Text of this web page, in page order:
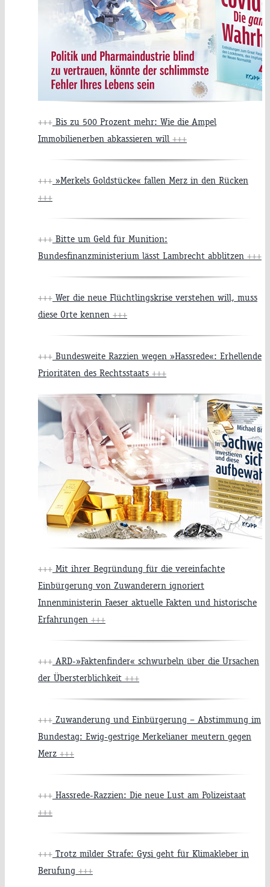
+++ Bis zu 500 Prozent mehr: Wie die Ampel
Immobilienerben abkassieren will +++
+++ »Merkels Goldstücke« fallen Merz in den Rücken
+++
+++ Bitte um Geld für Munition:
Bundesfinanzministerium lässt Lambrecht abblitzen +++
+++ Wer die neue Flüchtlingskrise verstehen will, muss
diese Orte kennen +++
+++ Bundesweite Razzien wegen »Hassrede«: Erhellende
Prioritäten des Rechtsstaats +++
+++ Mit ihrer Begründung für die vereinfachte
Einbürgerung von Zuwanderern ignoriert
Innenministerin Faeser aktuelle Fakten und historische
Erfahrungen +++
+++ ARD-»Faktenfinder« schwurbeln über die Ursachen
der Übersterblichkeit +++
+++ Zuwanderung und Einbürgerung – Abstimmung im
Bundestag: Ewig-gestrige Merkelianer meutern gegen
Merz +++
+++ Hassrede-Razzien: Die neue Lust am Polizeistaat
+++
+++ Trotz milder Strafe: Gysi geht für Klimakleber in
Berufung +++